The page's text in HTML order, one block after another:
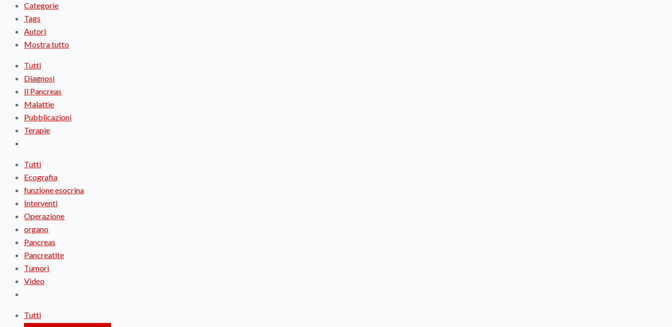
Categorie
Tags
Autori
Mostra tutto
Tutti
Diagnosi
Il Pancreas
Malattie
Pubblicazioni
Terapie
Tutti
Ecografia
funzione esocrina
Interventi
Operazione
organo
Pancreas
Pancreatite
Tumori
Video
Tutti